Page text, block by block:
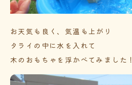
お天気も良く、気温も上がり
タライの中に水を入れて
木のおもちゃを浮かべてみました！